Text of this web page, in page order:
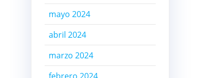
mayo 2024
abril 2024
marzo 2024